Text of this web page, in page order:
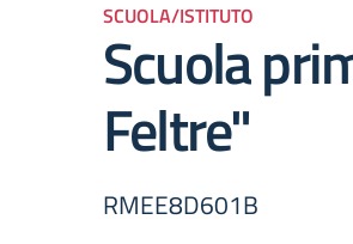
SCUOLA/ISTITUTO
Scuola
Feltre"
RMEE8D601B